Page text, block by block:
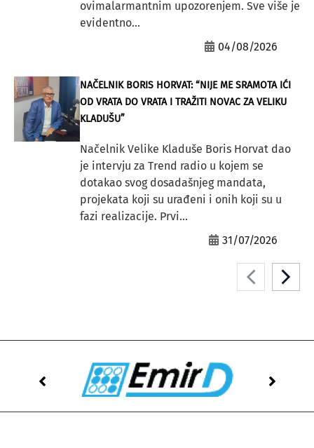
ovimalarmantnim upozorenjem. Sve više je
evidentno...
04/08/2026
NAČELNIK BORIS HORVAT: “NIJE ME SRAMOTA IĆI
OD VRATA DO VRATA I TRAŽITI NOVAC ZA VELIKU
KLADUŠU”
Načelnik Velike Kladuše Boris Horvat dao
je intervju za Trend radio u kojem se
dotakao svog dosadašnjeg mandata,
projekata koji su urađeni i onih koji su u
fazi realizacije. Prvi...
31/07/2026